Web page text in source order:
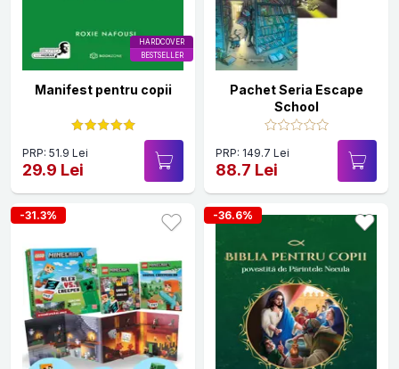
HARDCOVER
BESTSELLER
Manifest pentru copii
PRP: 51.9 Lei
29.9 Lei
Pachet Seria Escape
School
PRP: 149.7 Lei
88.7 Lei
-31.3% -36.6%